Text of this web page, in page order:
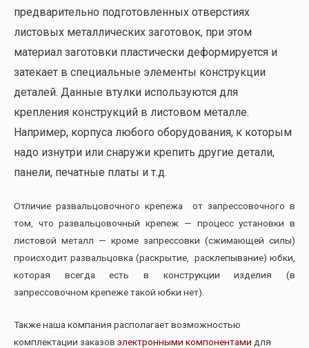
предварительно подготовленных отверстиях
листовых металлических заготовок, при этом
материал заготовки пластически деформируется и
затекает в специальные элементы конструкции
деталей. Данные втулки используются для
крепления конструкций в листовом металле.
Например, корпуса любого оборудования, к которым
надо изнутри или снаружи крепить другие детали,
панели, печатные платы и т.д.
Отличие развальцовочного крепежа от запрессовочного в
том, что развальцовочный крепеж — процесс установки в
листовой металл — кроме запрессовки (сжимающей силы)
происходит развальцовка (раскрытие, расклепывание) юбки,
которая всегда есть в конструкции изделия (в
запрессовочном крепеже такой юбки нет).
Также наша компания располагает возможностью
комплектации заказов электронными компонентами для